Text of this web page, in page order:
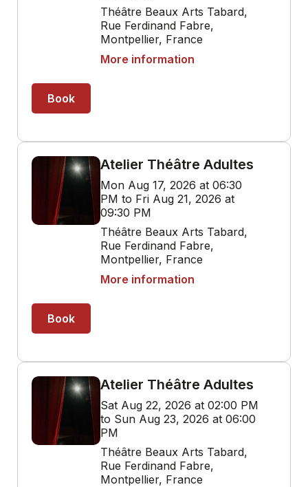
Théâtre Beaux Arts Tabard,
Rue Ferdinand Fabre,
Montpellier, France
More information
Book
Atelier Théâtre Adultes
Mon Aug 17, 2026 at 06:30
PM to Fri Aug 21, 2026 at
09:30 PM
Théâtre Beaux Arts Tabard,
Rue Ferdinand Fabre,
Montpellier, France
More information
Book
Atelier Théâtre Adultes
Sat Aug 22, 2026 at 02:00 PM
to Sun Aug 23, 2026 at 06:00
PM
Théâtre Beaux Arts Tabard,
Rue Ferdinand Fabre,
Montpellier, France